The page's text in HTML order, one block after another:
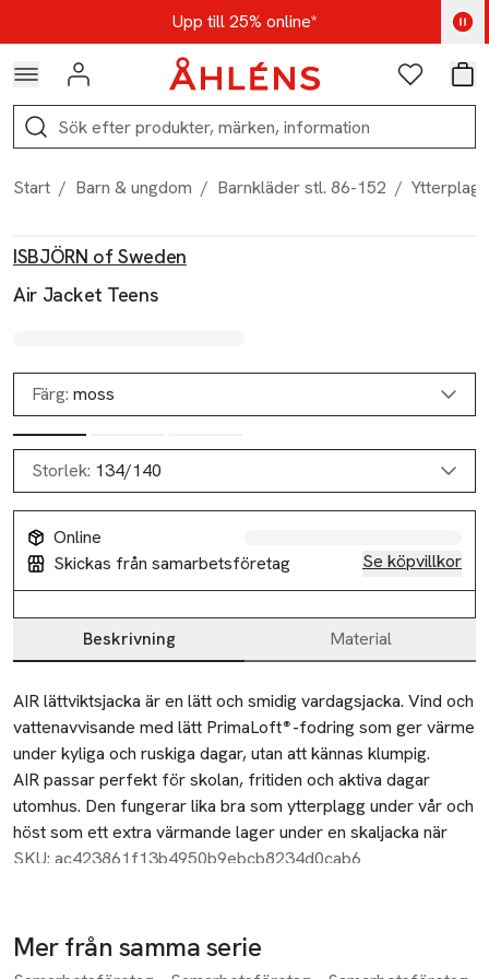
Hoppa till navigationsmenynUpp till 25% online*
Kod: AUG25 - Shoppa nu
Logga in Favoriter
Sök
Start / Barn & ungdom / Barnkläder stl. 86-152 / Ytterplagg
ISBJÖRN of Sweden
Air Jacket Teens
Färg: moss
Storlek: 134/140
Online
Skickas från samarbetsföretag
Se köpvillkor
Beskrivning Material
Beskrivning
AIR lättviktsjacka är en lätt och smidig vardagsjacka. Vind och
vattenavvisande med lätt PrimaLoft®-fodring som ger värme
under kyliga och ruskiga dagar, utan att kännas klumpig.
AIR passar perfekt för skolan, fritiden och aktiva dagar
utomhus. Den fungerar lika bra som ytterplagg under vår och
höst som ett extra värmande lager under en skaljacka när
temperaturen sjunker. En jacka som är enkel att ta med, lätt
slitstarkt, utvecklat för att klara vardagens tempo och
äventyr i naturen. AIR är en stilren lättviktsfavorit och en
SKU: ac423861f13b4950b9ebcb8234d0cab6
Mer från samma serie